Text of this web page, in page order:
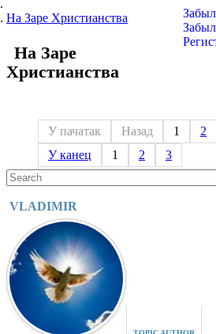
На Заре Христианства
На Заре
Христианства
У пачатак Назад 1 2
У канец
1 2 3
VLADIMIR